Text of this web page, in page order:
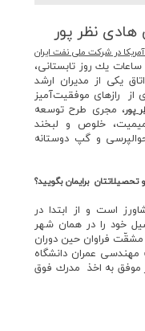
نظر پور
يك روز تابستاني،
يكي از مديران ارشد
رازهاي موفقيت‌آميز
پور، مجري طرح توسعه
خلوص و لبخند
و گپ دوستانه
تحصيلاتتان برايمان بگوييد؟
است و از ابتدا در
خود را در همان شهر
فراوان حين دوران
رتبه 500 در رشته مهندسي عمران دانشگاه
موفق به اخذ مدرك فوق